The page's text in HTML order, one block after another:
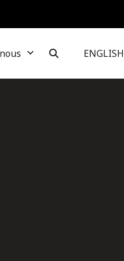
ENGLISH